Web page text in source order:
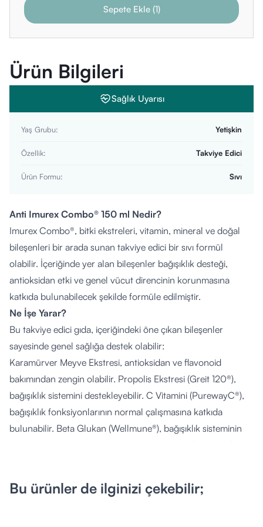
Sepete Ekle(1)
Ürün Bilgileri
Sağlık Uyarısı
Yaş Grubu: Yetişkin
Özellik: Takviye Edici
Ürün Formu: Sıvı
Anti Imurex Combo® 150 ml Nedir?
Imurex Combo®, bitki ekstreleri, vitamin, mineral ve doğal
bileşenleri bir arada sunan takviye edici bir sıvı formül
olabilir. İçeriğinde yer alan bileşenler bağışıklık desteği,
antioksidan etki ve genel vücut direncinin korunmasına
katkıda bulunabilecek şekilde formüle edilmiştir.
Ne İşe Yarar?
Bu takviye edici gıda, içeriğindeki öne çıkan bileşenler
sayesinde genel sağlığa destek olabilir:
Karamürver Meyve Ekstresi, antioksidan ve flavonoid
bakımından zengin olabilir. Propolis Ekstresi (Greit 120®),
bağışıklık sistemini destekleyebilir. C Vitamini (PurewayC®),
bağışıklık fonksiyonlarının normal çalışmasına katkıda
bulunabilir. Beta Glukan (Wellmune®), bağışıklık sisteminin
bir mineraldir. Afrika Sardunyası Ekstresi, solunum yolu
Bu ürünler de ilginizi çekebilir;